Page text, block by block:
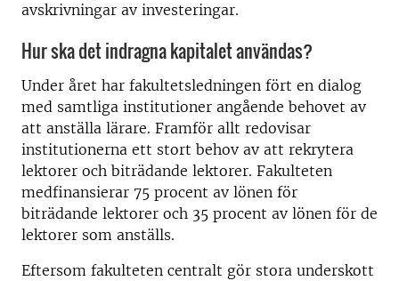
avskrivningar av investeringar.
Hur ska det indragna kapitalet användas?
Under året har fakultetsledningen fört en dialog
med samtliga institutioner angående behovet av
att anställa lärare. Framför allt redovisar
institutionerna ett stort behov av att rekrytera
lektorer och biträdande lektorer. Fakulteten
medfinansierar 75 procent av lönen för
biträdande lektorer och 35 procent av lönen för de
lektorer som anställs.
Eftersom fakulteten centralt gör stora underskott